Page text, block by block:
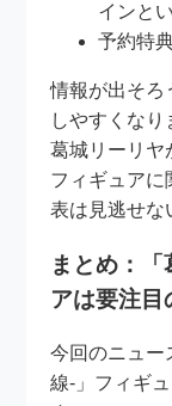
インと
予約特
情報が出そろ
しやすくな
葛城リーリヤ
フィギュアに
表は見逃せな
まとめ：
アは要注目
今回のニュー
線-」フィギ